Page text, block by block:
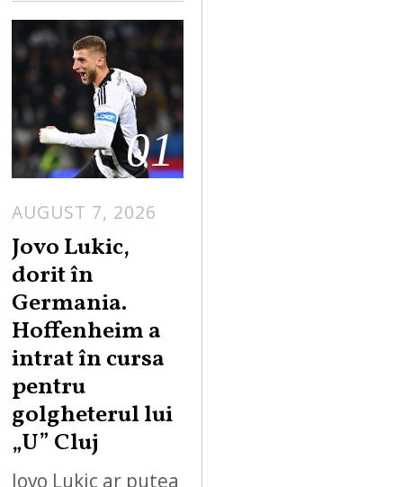
01
AUGUST 7, 2026
Jovo Lukic,
dorit în
Germania.
Hoffenheim a
intrat în cursa
pentru
golgheterul lui
„U” Cluj
Jovo Lukic ar putea